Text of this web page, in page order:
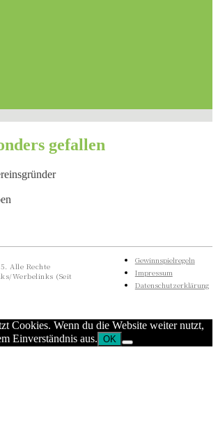
gefallen
Alle Rechte
Werbelinks (Seit
Gewinnspielregeln
Impressum
Datenschutzerklärung
Cookies. Wenn du die Website weiter nutzt,
Einverständnis aus. OK